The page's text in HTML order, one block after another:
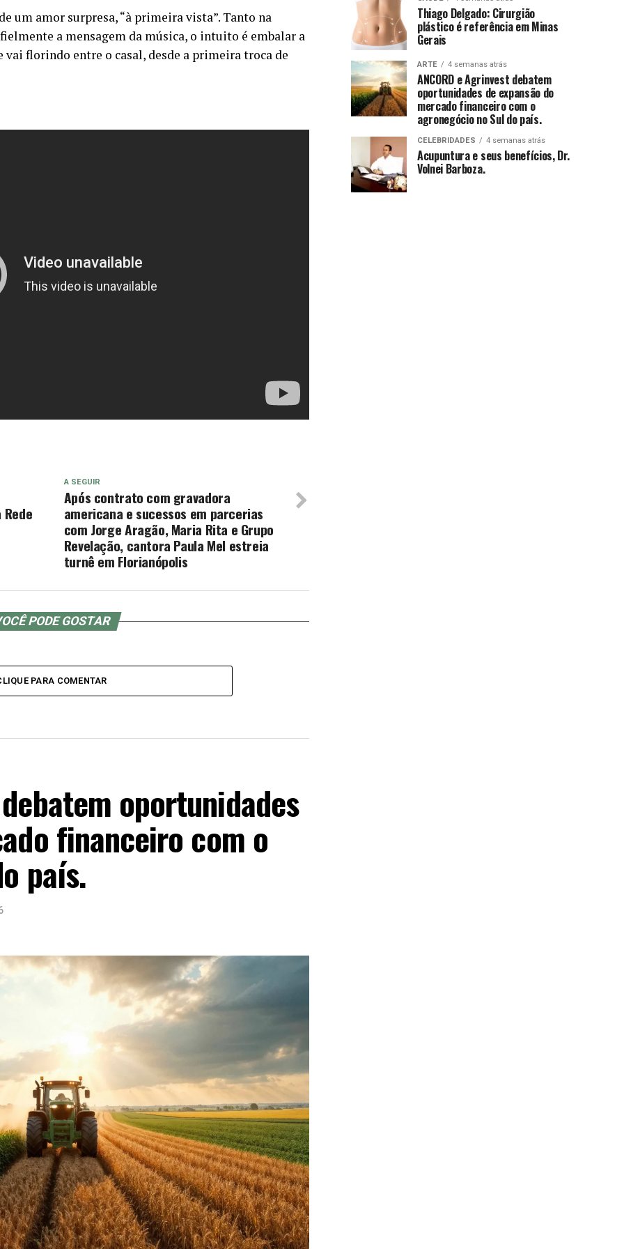
um amor surpresa, “à primeira vista”. Tanto na
a mensagem da música, o intuito é embalar a
vai florindo entre o casal, desde a primeira troca de
A SEGUIR
Após contrato com gravadora
americana e sucessos em parcerias
com Jorge Aragão, Maria Rita e Grupo
Revelação, cantora Paula Mel estreia
turnê em Florianópolis
PODE GOSTAR
PARA COMENTAR
oportunidades
financeiro com o
país.
Thiago Delgado: Cirurgião
plástico é referência em Minas
Gerais
ARTE 4 semanas atrás
ANCORD e Agrinvest debatem
oportunidades de expansão do
mercado financeiro com o
agronegócio no Sul do país.
CELEBRIDADES 4 semanas atrás
Acupuntura e seus benefícios, Dr.
Volnei Barboza.